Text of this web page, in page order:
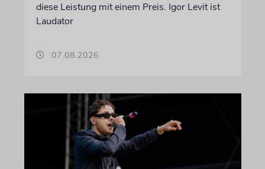
diese Leistung mit einem Preis. Igor Levit ist
Laudator
07.08.2026